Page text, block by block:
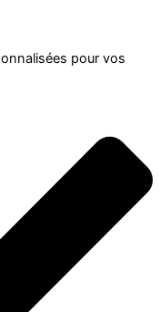
pour vos